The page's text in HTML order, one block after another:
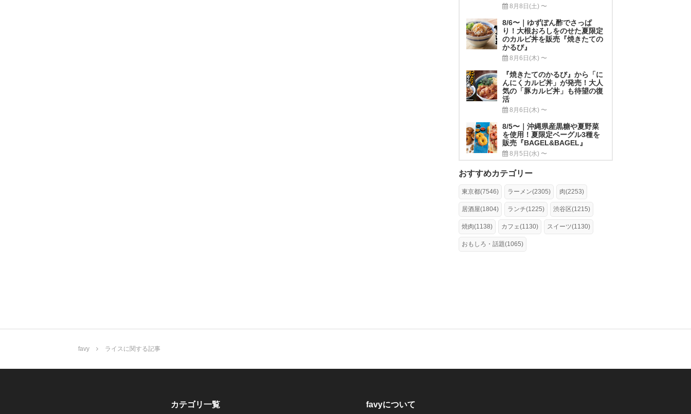
8月8日(土) 〜
8/6〜｜ゆずぽん酢でさっぱ
り！大根おろしをのせた夏限定
のカルビ丼を販売『焼きたての
かるび』
8月6日(木) 〜
『焼きたてのかるび』から「に
んにくカルビ丼」が発売！大人
気の「豚カルビ丼」も待望の復
活
8月6日(木) 〜
8/5〜｜沖縄県産黒糖や夏野菜
を使用！夏限定ベーグル3種を
販売『BAGEL&BAGEL』
8月5日(水) 〜
おすすめカテゴリー
東京都(7546) ラーメン(2305) 肉(2253)
居酒屋(1804) ランチ(1225) 渋谷区(1215)
焼肉(1138) カフェ(1130) スイーツ(1130)
おもしろ・話題(1065)
favy ライスに関する記事
カテゴリ一覧 favyについて